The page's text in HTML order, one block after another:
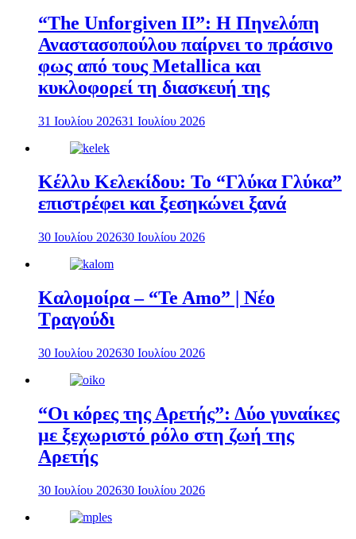
“The Unforgiven II”: Η Πηνελόπη
Αναστασοπούλου παίρνει το πράσινο
φως από τους Metallica και
κυκλοφορεί τη διασκευή της
31 Ιουλίου 202631 Ιουλίου 2026
Κέλλυ Κελεκίδου: Το “Γλύκα Γλύκα”
επιστρέφει και ξεσηκώνει ξανά
30 Ιουλίου 202630 Ιουλίου 2026
Καλομοίρα – “Te Amo” | Νέο
Τραγούδι
30 Ιουλίου 202630 Ιουλίου 2026
“Οι κόρες της Αρετής”: Δύο γυναίκες
με ξεχωριστό ρόλο στη ζωή της
Αρετής
30 Ιουλίου 202630 Ιουλίου 2026